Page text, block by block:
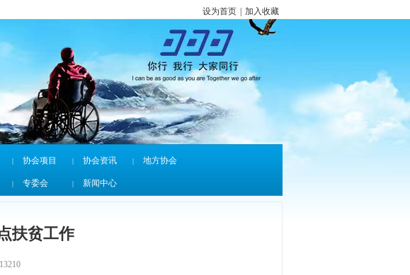
设为首页 加入收藏
| 协会项目 | 协会资讯 | 地方协会
| 专委会 | 新闻中心
扶贫工作
13210